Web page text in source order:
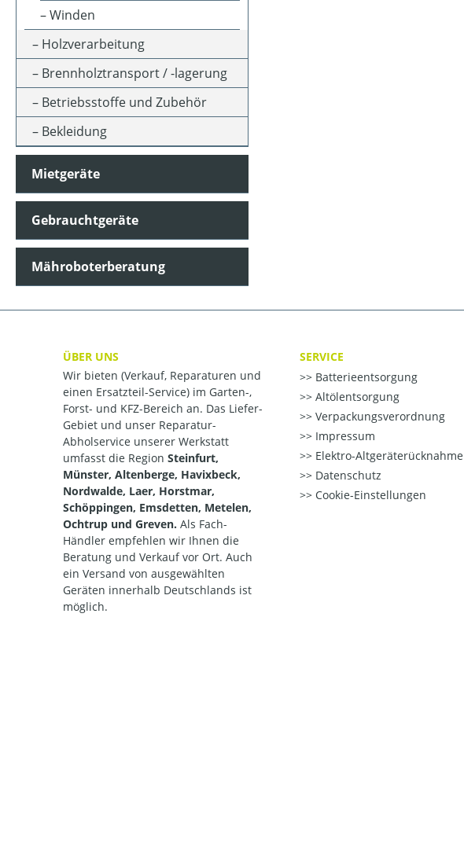
Winden
Holzverarbeitung
Brennholztransport / -lagerung
Betriebsstoffe und Zubehör
Bekleidung
Mietgeräte
Gebrauchtgeräte
Mähroboterberatung
ÜBER UNS
Wir bieten (Verkauf, Reparaturen und
einen Ersatzteil-Service) im Garten-,
Forst- und KFZ-Bereich an. Das Liefer-
Gebiet und unser Reparatur-
Abholservice unserer Werkstatt
umfasst die Region Steinfurt,
Münster, Altenberge, Havixbeck,
Nordwalde, Laer, Horstmar,
Schöppingen, Emsdetten, Metelen,
Ochtrup und Greven. Als Fach-
Händler empfehlen wir Ihnen die
Beratung und Verkauf vor Ort. Auch
ein Versand von ausgewählten
Geräten innerhalb Deutschlands ist
möglich.
SERVICE
Batterieentsorgung
Altölentsorgung
Verpackungsverordnung
Impressum
Elektro-Altgeräterücknahme
Datenschutz
Cookie-Einstellungen